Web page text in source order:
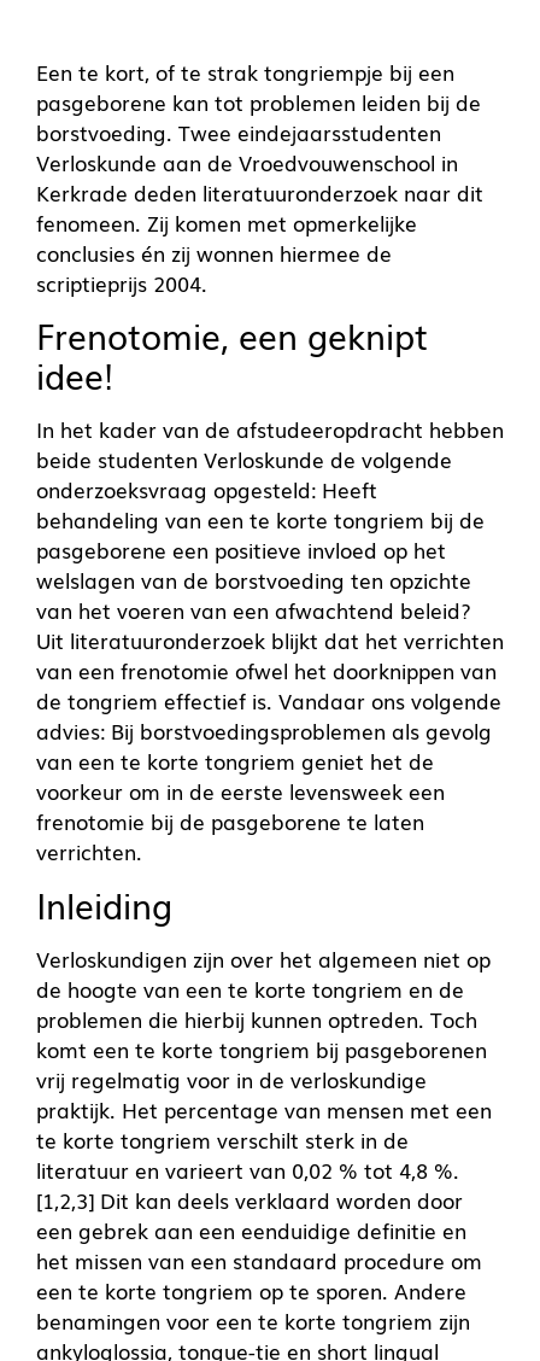
Een te kort, of te strak tongriempje bij een
pasgeborene kan tot problemen leiden bij de
borstvoeding. Twee eindejaarsstudenten
Verloskunde aan de Vroedvouwenschool in
Kerkrade deden literatuuronderzoek naar dit
fenomeen. Zij komen met opmerkelijke
conclusies én zij wonnen hiermee de
scriptieprijs 2004.
Frenotomie, een geknipt
idee!
In het kader van de afstudeeropdracht hebben
beide studenten Verloskunde de volgende
onderzoeksvraag opgesteld: Heeft
behandeling van een te korte tongriem bij de
pasgeborene een positieve invloed op het
welslagen van de borstvoeding ten opzichte
van het voeren van een afwachtend beleid?
Uit literatuuronderzoek blijkt dat het verrichten
van een frenotomie ofwel het doorknippen van
de tongriem effectief is. Vandaar ons volgende
advies: Bij borstvoedingsproblemen als gevolg
van een te korte tongriem geniet het de
voorkeur om in de eerste levensweek een
frenotomie bij de pasgeborene te laten
verrichten.
Inleiding
Verloskundigen zijn over het algemeen niet op
de hoogte van een te korte tongriem en de
problemen die hierbij kunnen optreden. Toch
komt een te korte tongriem bij pasgeborenen
vrij regelmatig voor in de verloskundige
praktijk. Het percentage van mensen met een
te korte tongriem verschilt sterk in de
literatuur en varieert van 0,02 % tot 4,8 %.
[1,2,3] Dit kan deels verklaard worden door
een gebrek aan een eenduidige definitie en
het missen van een standaard procedure om
een te korte tongriem op te sporen. Andere
benamingen voor een te korte tongriem zijn
ankyloglossia, tongue-tie en short lingual